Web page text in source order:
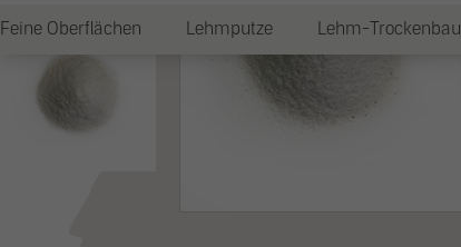
Feine Oberflächen Lehmputze Lehm-Trockenbau